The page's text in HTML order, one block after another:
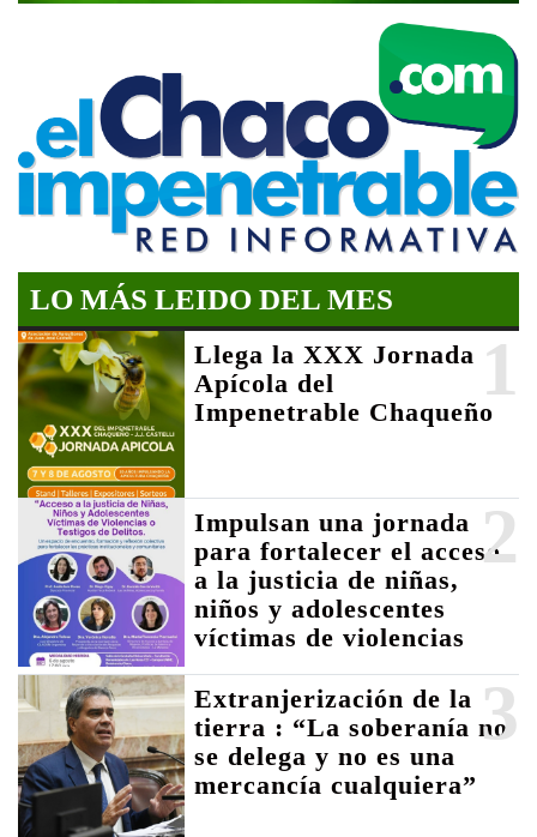
LO MÁS LEIDO DEL MES
1
Llega la XXX Jornada
Apícola del
Impenetrable Chaqueño
2
Impulsan una jornada
para fortalecer el acceso
a la justicia de niñas,
niños y adolescentes
víctimas de violencias
3
Extranjerización de la
tierra : “La soberanía no
se delega y no es una
mercancía cualquiera”